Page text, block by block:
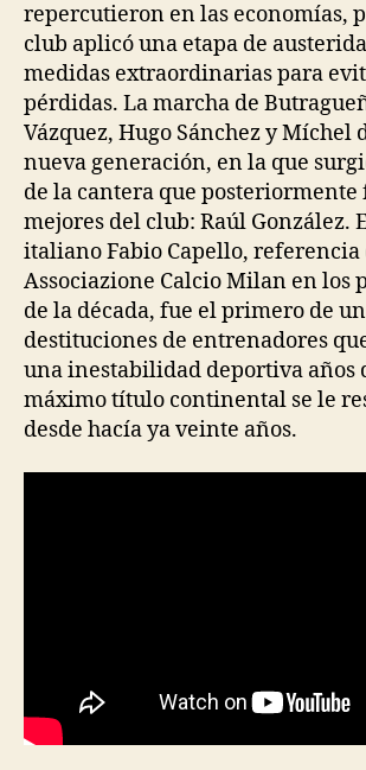
repercutieron en las economías,
club aplicó una etapa de
medidas extraordinarias para
pérdidas. La marcha de
Vázquez, Hugo Sánchez y Míchel
nueva generación, en la que
de la cantera que posteriormente
mejores del club: Raúl González.
italiano Fabio Capello, referencia
Associazione Calcio Milan en los
de la década, fue el primero de
destituciones de entrenadores
una inestabilidad deportiva años
máximo título continental se le
desde hacía ya veinte años.